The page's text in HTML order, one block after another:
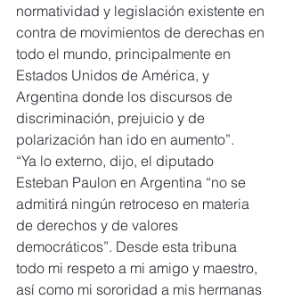
normatividad y legislación existente en
contra de movimientos de derechas en
todo el mundo, principalmente en
Estados Unidos de América, y
Argentina donde los discursos de
discriminación, prejuicio y de
polarización han ido en aumento”.
“Ya lo externo, dijo, el diputado
Esteban Paulon en Argentina “no se
admitirá ningún retroceso en materia
de derechos y de valores
democráticos”. Desde esta tribuna
todo mi respeto a mi amigo y maestro,
así como mi sororidad a mis hermanas